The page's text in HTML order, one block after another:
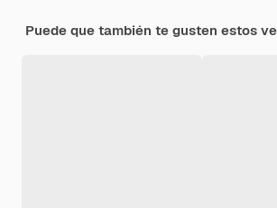
Puede que también te gusten estos